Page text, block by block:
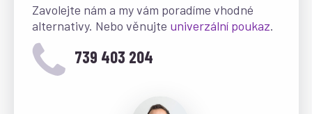
Zavolejte nám a my vám poradíme vhodné
alternativy. Nebo věnujte univerzální poukaz.
739 403 204